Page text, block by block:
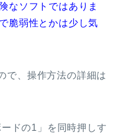
なソフトではありま
脆弱性とかは少し気
で、操作方法の詳細は
ドの1」を同時押しす